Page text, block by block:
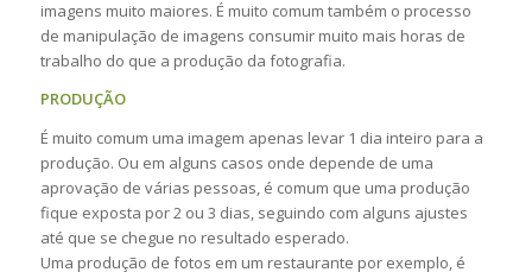
imagens muito maiores. É muito comum também o processo
de manipulação de imagens consumir muito mais horas de
trabalho do que a produção da fotografia.
PRODUÇÃO
É muito comum uma imagem apenas levar 1 dia inteiro para a
produção. Ou em alguns casos onde depende de uma
aprovação de várias pessoas, é comum que uma produção
fique exposta por 2 ou 3 dias, seguindo com alguns ajustes
até que se chegue no resultado esperado.
Uma produção de fotos em um restaurante por exemplo, é